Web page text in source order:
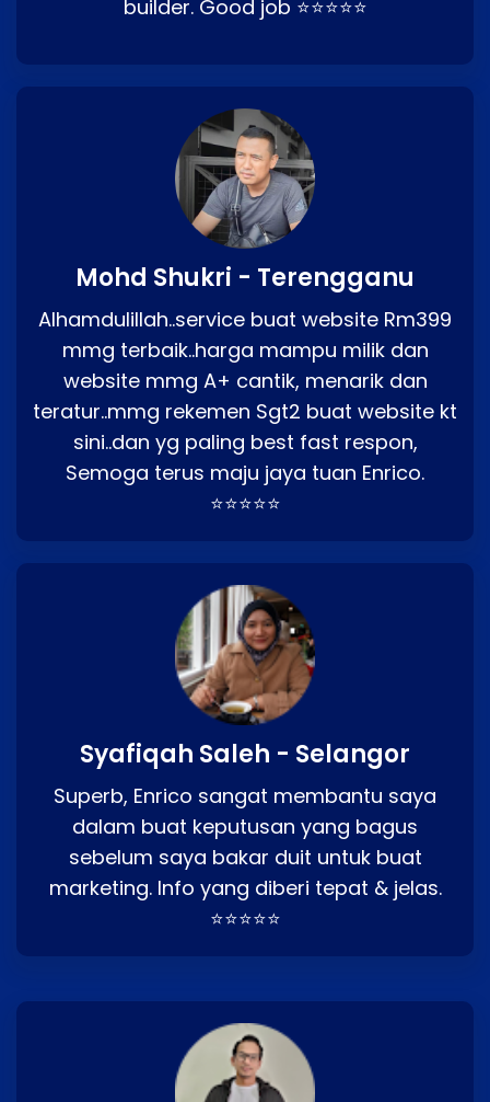
builder. Good job ⭐⭐⭐⭐⭐
Mohd Shukri - Terengganu
Alhamdulillah..service buat website Rm399
mmg terbaik..harga mampu milik dan
website mmg A+ cantik, menarik dan
teratur..mmg rekemen Sgt2 buat website kt
sini..dan yg paling best fast respon,
Semoga terus maju jaya tuan Enrico.
⭐⭐⭐⭐⭐
Syafiqah Saleh - Selangor
Superb, Enrico sangat membantu saya
dalam buat keputusan yang bagus
sebelum saya bakar duit untuk buat
marketing. Info yang diberi tepat & jelas.
⭐⭐⭐⭐⭐